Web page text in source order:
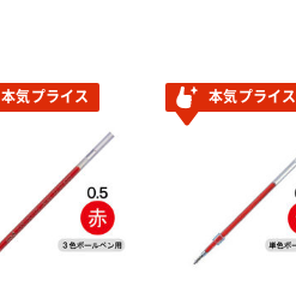
本気プライス 本気プライス